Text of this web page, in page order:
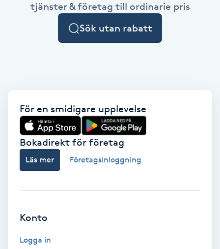
Idrottsmassage
Japansk massage
tjänster & företag till ordinarie pris
Sök utan rabatt
För en smidigare upplevelse
Bokadirekt för företag
Läs mer Företagsinloggning
Konto
Logga in